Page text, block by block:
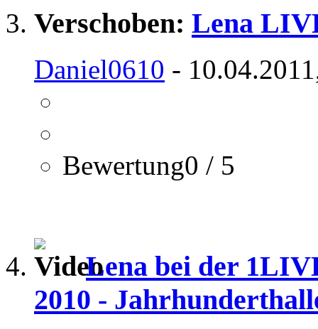
Verschoben: Lena
Daniel0610 -
Bewertung0 / 5
Lena bei der
2010 -